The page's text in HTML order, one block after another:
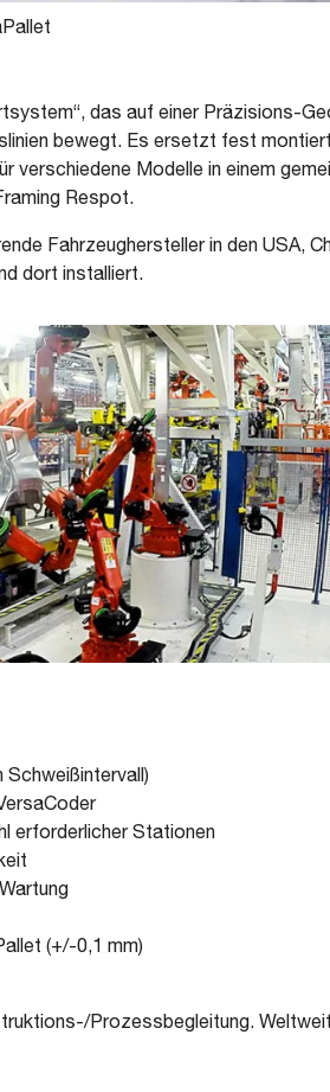
das auf einer Präzisions-
bewegt. Es ersetzt fest
verschiedene Modelle in einem
Respot.
Fahrzeughersteller in den USA,
dort installiert.
Schweißintervall)
erforderlicher Stationen
(+/-0,1 mm)
Prozessbegleitung.